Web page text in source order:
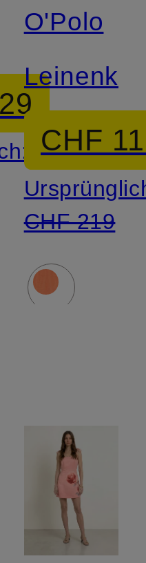
O'Polo
CHF
CHF 219